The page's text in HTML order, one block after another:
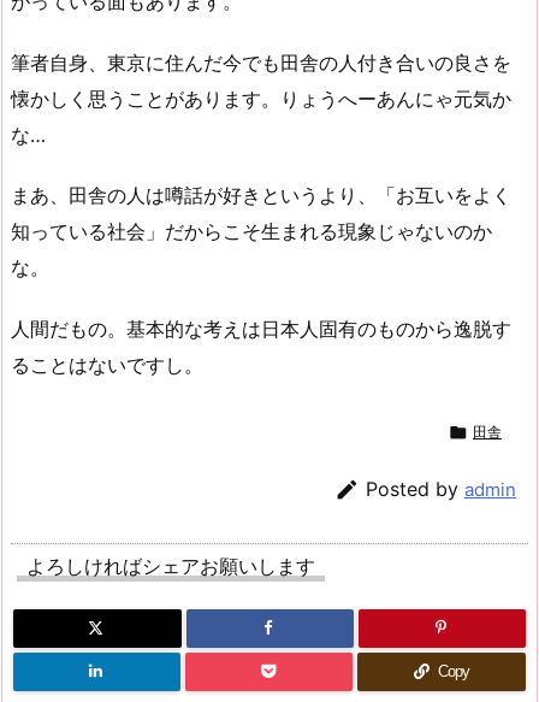
筆者自身、東京に住んだ今でも田舎の人付き合いの良さを
懐かしく思うことがあります。りょうへーあんにゃ元気か
な…
まあ、田舎の人は噂話が好きというより、「お互いをよく
知っている社会」だからこそ生まれる現象じゃないのか
な。
人間だもの。基本的な考えは日本人固有のものから逸脱す
ることはないですし。
 田舎
 Posted by admin
よろしければシェアお願いします
Copy